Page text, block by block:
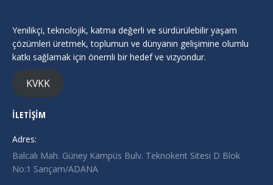
Yenilikçi, teknolojik, katma değerli ve sürdürülebilir yaşam
çözümleri üretmek, toplumun ve dünyanın gelişimine olumlu
katkı sağlamak için önemli bir hedef ve vizyondur.
KVKK
İLETİŞİM
Adres:
Balcalı Mah. Güney Kampüs Bulv. Teknokent Sitesi D Blok
No:1 Sarıçam/ADANA